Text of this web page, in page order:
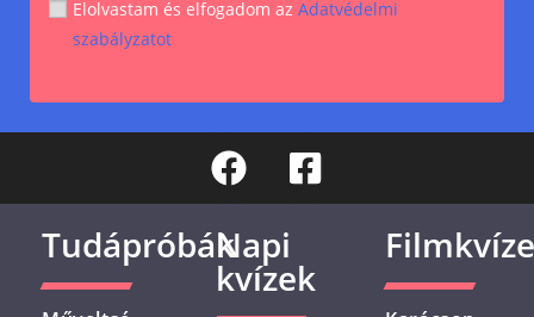
Elolvastam és elfogadom az Adatvédelmi
szabályzatot
TudápróbákNapi
kvízek